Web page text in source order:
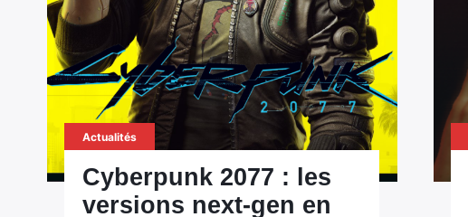
Actualités
Cyberpunk 2077 : les
versions next-gen en